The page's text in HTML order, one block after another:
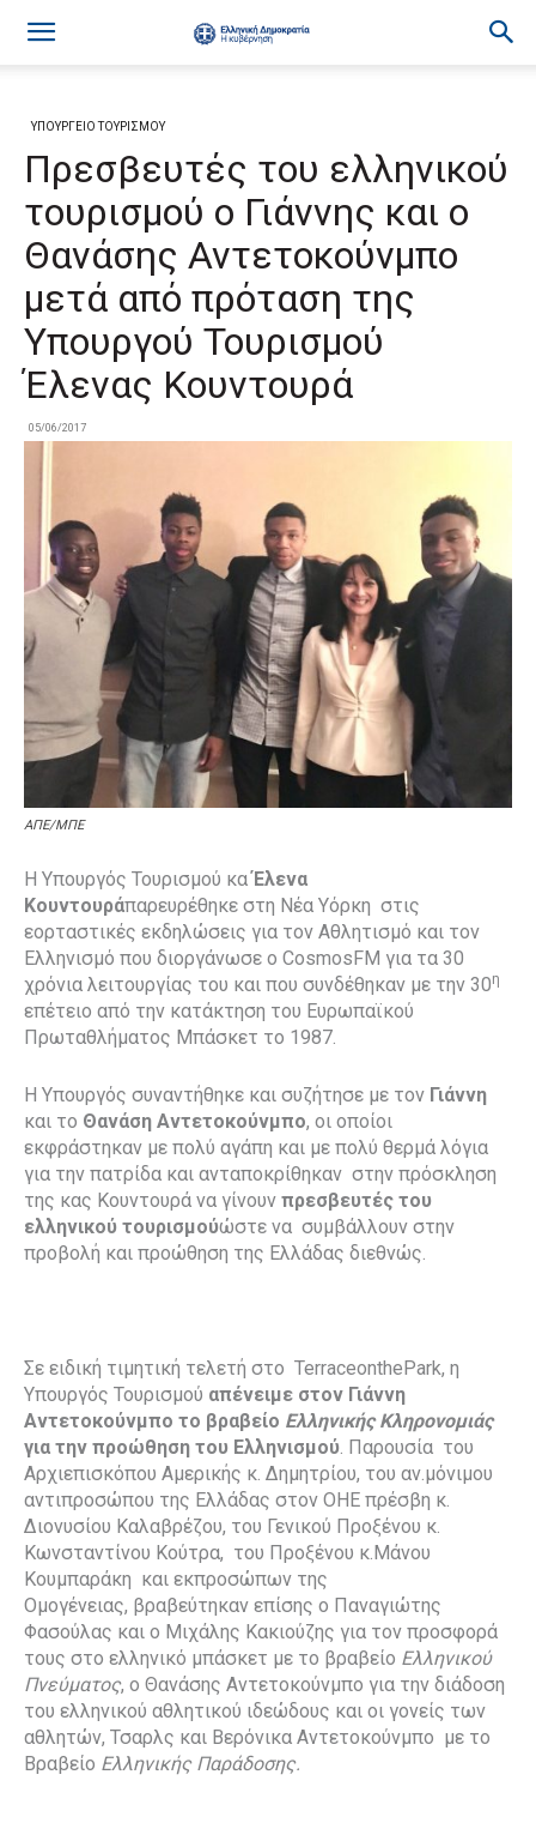
ΥΠΟΥΡΓΕΙΟ ΤΟΥΡΙΣΜΟΥ
Πρεσβευτές του ελληνικού
τουρισμού ο Γιάννης και ο
Θανάσης Αντετοκούνμπο
μετά από πρόταση της
Υπουργού Τουρισμού
Έλενας Κουντουρά
05/06/2017
ΑΠΕ/ΜΠΕ
Η Υπουργός Τουρισμού καΈλενα
Κουντουράπαρευρέθηκε στη Νέα Υόρκη στις
εορταστικές εκδηλώσεις για τον Αθλητισμό και τον
Ελληνισμό που διοργάνωσε ο CosmosFM για τα 30
χρόνια λειτουργίας του και που συνδέθηκαν με την 30η
επέτειο από την κατάκτηση του Ευρωπαϊκού
Πρωταθλήματος Μπάσκετ το 1987.
Η Υπουργός συναντήθηκε και συζήτησε με τον Γιάννη
και το Θανάση Αντετοκούνμπο, οι οποίοι
εκφράστηκαν με πολύ αγάπη και με πολύ θερμά λόγια
για την πατρίδα και ανταποκρίθηκαν στην πρόσκληση
της κας Κουντουρά να γίνουν πρεσβευτές του
ελληνικού τουρισμούώστε να συμβάλλουν στην
προβολή και προώθηση της Ελλάδας διεθνώς.
Σε ειδική τιμητική τελετή στο TerraceonthePark, η
Υπουργός Τουρισμού απένειμε στον Γιάννη
Αντετοκούνμπο το βραβείο Ελληνικής Κληρονομιάς
για την προώθηση του Ελληνισμού. Παρουσία του
Αρχιεπισκόπου Αμερικής κ. Δημητρίου, του αν.μόνιμου
αντιπροσώπου της Ελλάδας στον ΟΗΕ πρέσβη κ.
Διονυσίου Καλαβρέζου, του Γενικού Προξένου κ.
Κωνσταντίνου Κούτρα, του Προξένου κ.Μάνου
Κουμπαράκη και εκπροσώπων της
Ομογένειας, βραβεύτηκαν επίσης ο Παναγιώτης
Φασούλας και ο Μιχάλης Κακιούζης για τον προσφορά
τους στο ελληνικό μπάσκετ με το βραβείο Ελληνικού
Πνεύματος, ο Θανάσης Αντετοκούνμπο για την διάδοση
του ελληνικού αθλητικού ιδεώδους και οι γονείς των
αθλητών, Τσαρλς και Βερόνικα Αντετοκούνμπο με το
Βραβείο Ελληνικής Παράδοσης.